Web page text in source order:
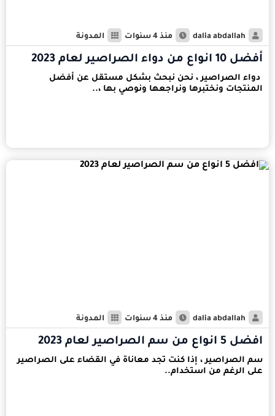
dalia abdallah منذ 4 سنوات المدونة
أفضل 10 انواع من دواء الصراصير لعام 2023
دواء الصراصير ، نحن نبحث بشكل مستقل عن أفضل
المنتجات ونختبرها ونراجعها ونوصي بها ،..
dalia abdallah منذ 4 سنوات المدونة
افضل 5 انواع من سم الصراصير لعام 2023
سم الصراصير ، إذا كنت تجد معاناة في القضاء على الصراصير
على الرغم من استخدام..